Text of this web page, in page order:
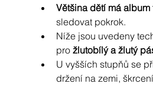
Většina dětí má album
sledovat pokrok.
Níže jsou uvedeny
pro žlutobílý a žlutý
U vyšších stupňů se
držení na zemi,